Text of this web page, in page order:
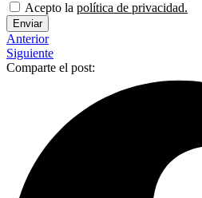
Acepto la política de privacidad.
Enviar
Anterior
Siguiente
Comparte el post: